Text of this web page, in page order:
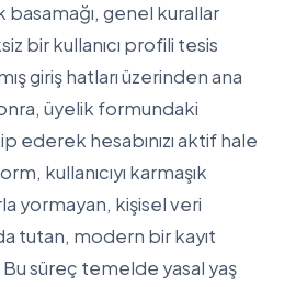
basamağı, genel kurallar
bir kullanıcı profili tesis
giriş hatları üzerinden ana
üyelik formundaki
ederek hesabınızı aktif hale
kullanıcıyı karmaşık
yormayan, kişisel veri
tutan, modern bir kayıt
Bu süreç temelde yasal yaş